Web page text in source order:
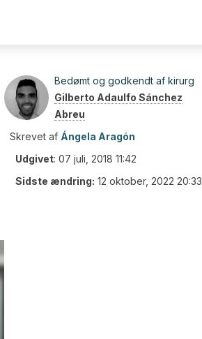
Bedømt og godkendt af kirurg
Gilberto Adaulfo Sánchez
Abreu
Skrevet af Ángela Aragón
Udgivet: 07 juli, 2018 11:42
Sidste ændring: 12 oktober, 2022 20:33